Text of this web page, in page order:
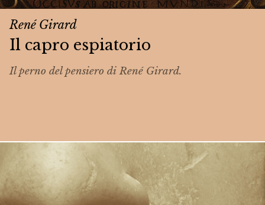
René Girard
Il capro espiatorio
Il perno del pensiero di René Girard.